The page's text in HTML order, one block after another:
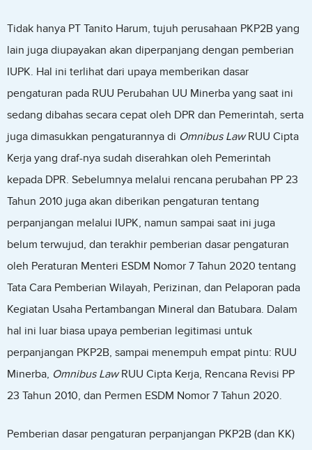
Tidak hanya PT Tanito Harum, tujuh perusahaan PKP2B yang
lain juga diupayakan akan diperpanjang dengan pemberian
IUPK. Hal ini terlihat dari upaya memberikan dasar
pengaturan pada RUU Perubahan UU Minerba yang saat ini
sedang dibahas secara cepat oleh DPR dan Pemerintah, serta
juga dimasukkan pengaturannya di Omnibus LawRUU Cipta
Kerja yang draf-nya sudah diserahkan oleh Pemerintah
kepada DPR. Sebelumnya melalui rencana perubahan PP 23
Tahun 2010 juga akan diberikan pengaturan tentang
perpanjangan melalui IUPK, namun sampai saat ini juga
belum terwujud, dan terakhir pemberian dasar pengaturan
oleh Peraturan Menteri ESDM Nomor 7 Tahun 2020 tentang
Tata Cara Pemberian Wilayah, Perizinan, dan Pelaporan pada
Kegiatan Usaha Pertambangan Mineral dan Batubara. Dalam
hal ini luar biasa upaya pemberian legitimasi untuk
perpanjangan PKP2B, sampai menempuh empat pintu: RUU
Minerba, Omnibus LawRUU Cipta Kerja, Rencana Revisi PP
23 Tahun 2010, dan Permen ESDM Nomor 7 Tahun 2020.
Pemberian dasar pengaturan perpanjangan PKP2B (dan KK)